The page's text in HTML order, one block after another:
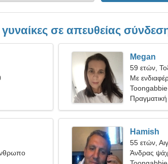
σε απευθείας
Megan
59 ετών,
Με
Toongabbie
Hamish
55 ετών,
Άνδρας